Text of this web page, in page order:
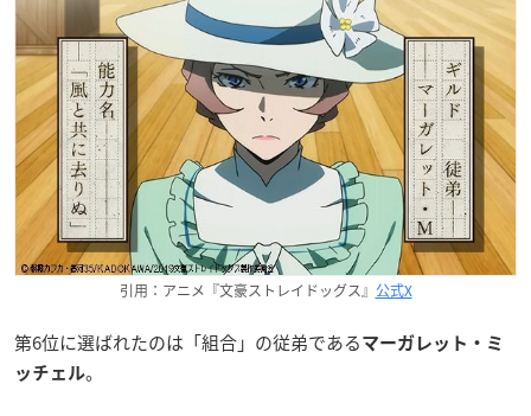
引用：アニメ『文豪ストレイドッグス』 公式X
第6位に選ばれたのは「組合」の従弟である マーガレット・ミ
ッチェル。